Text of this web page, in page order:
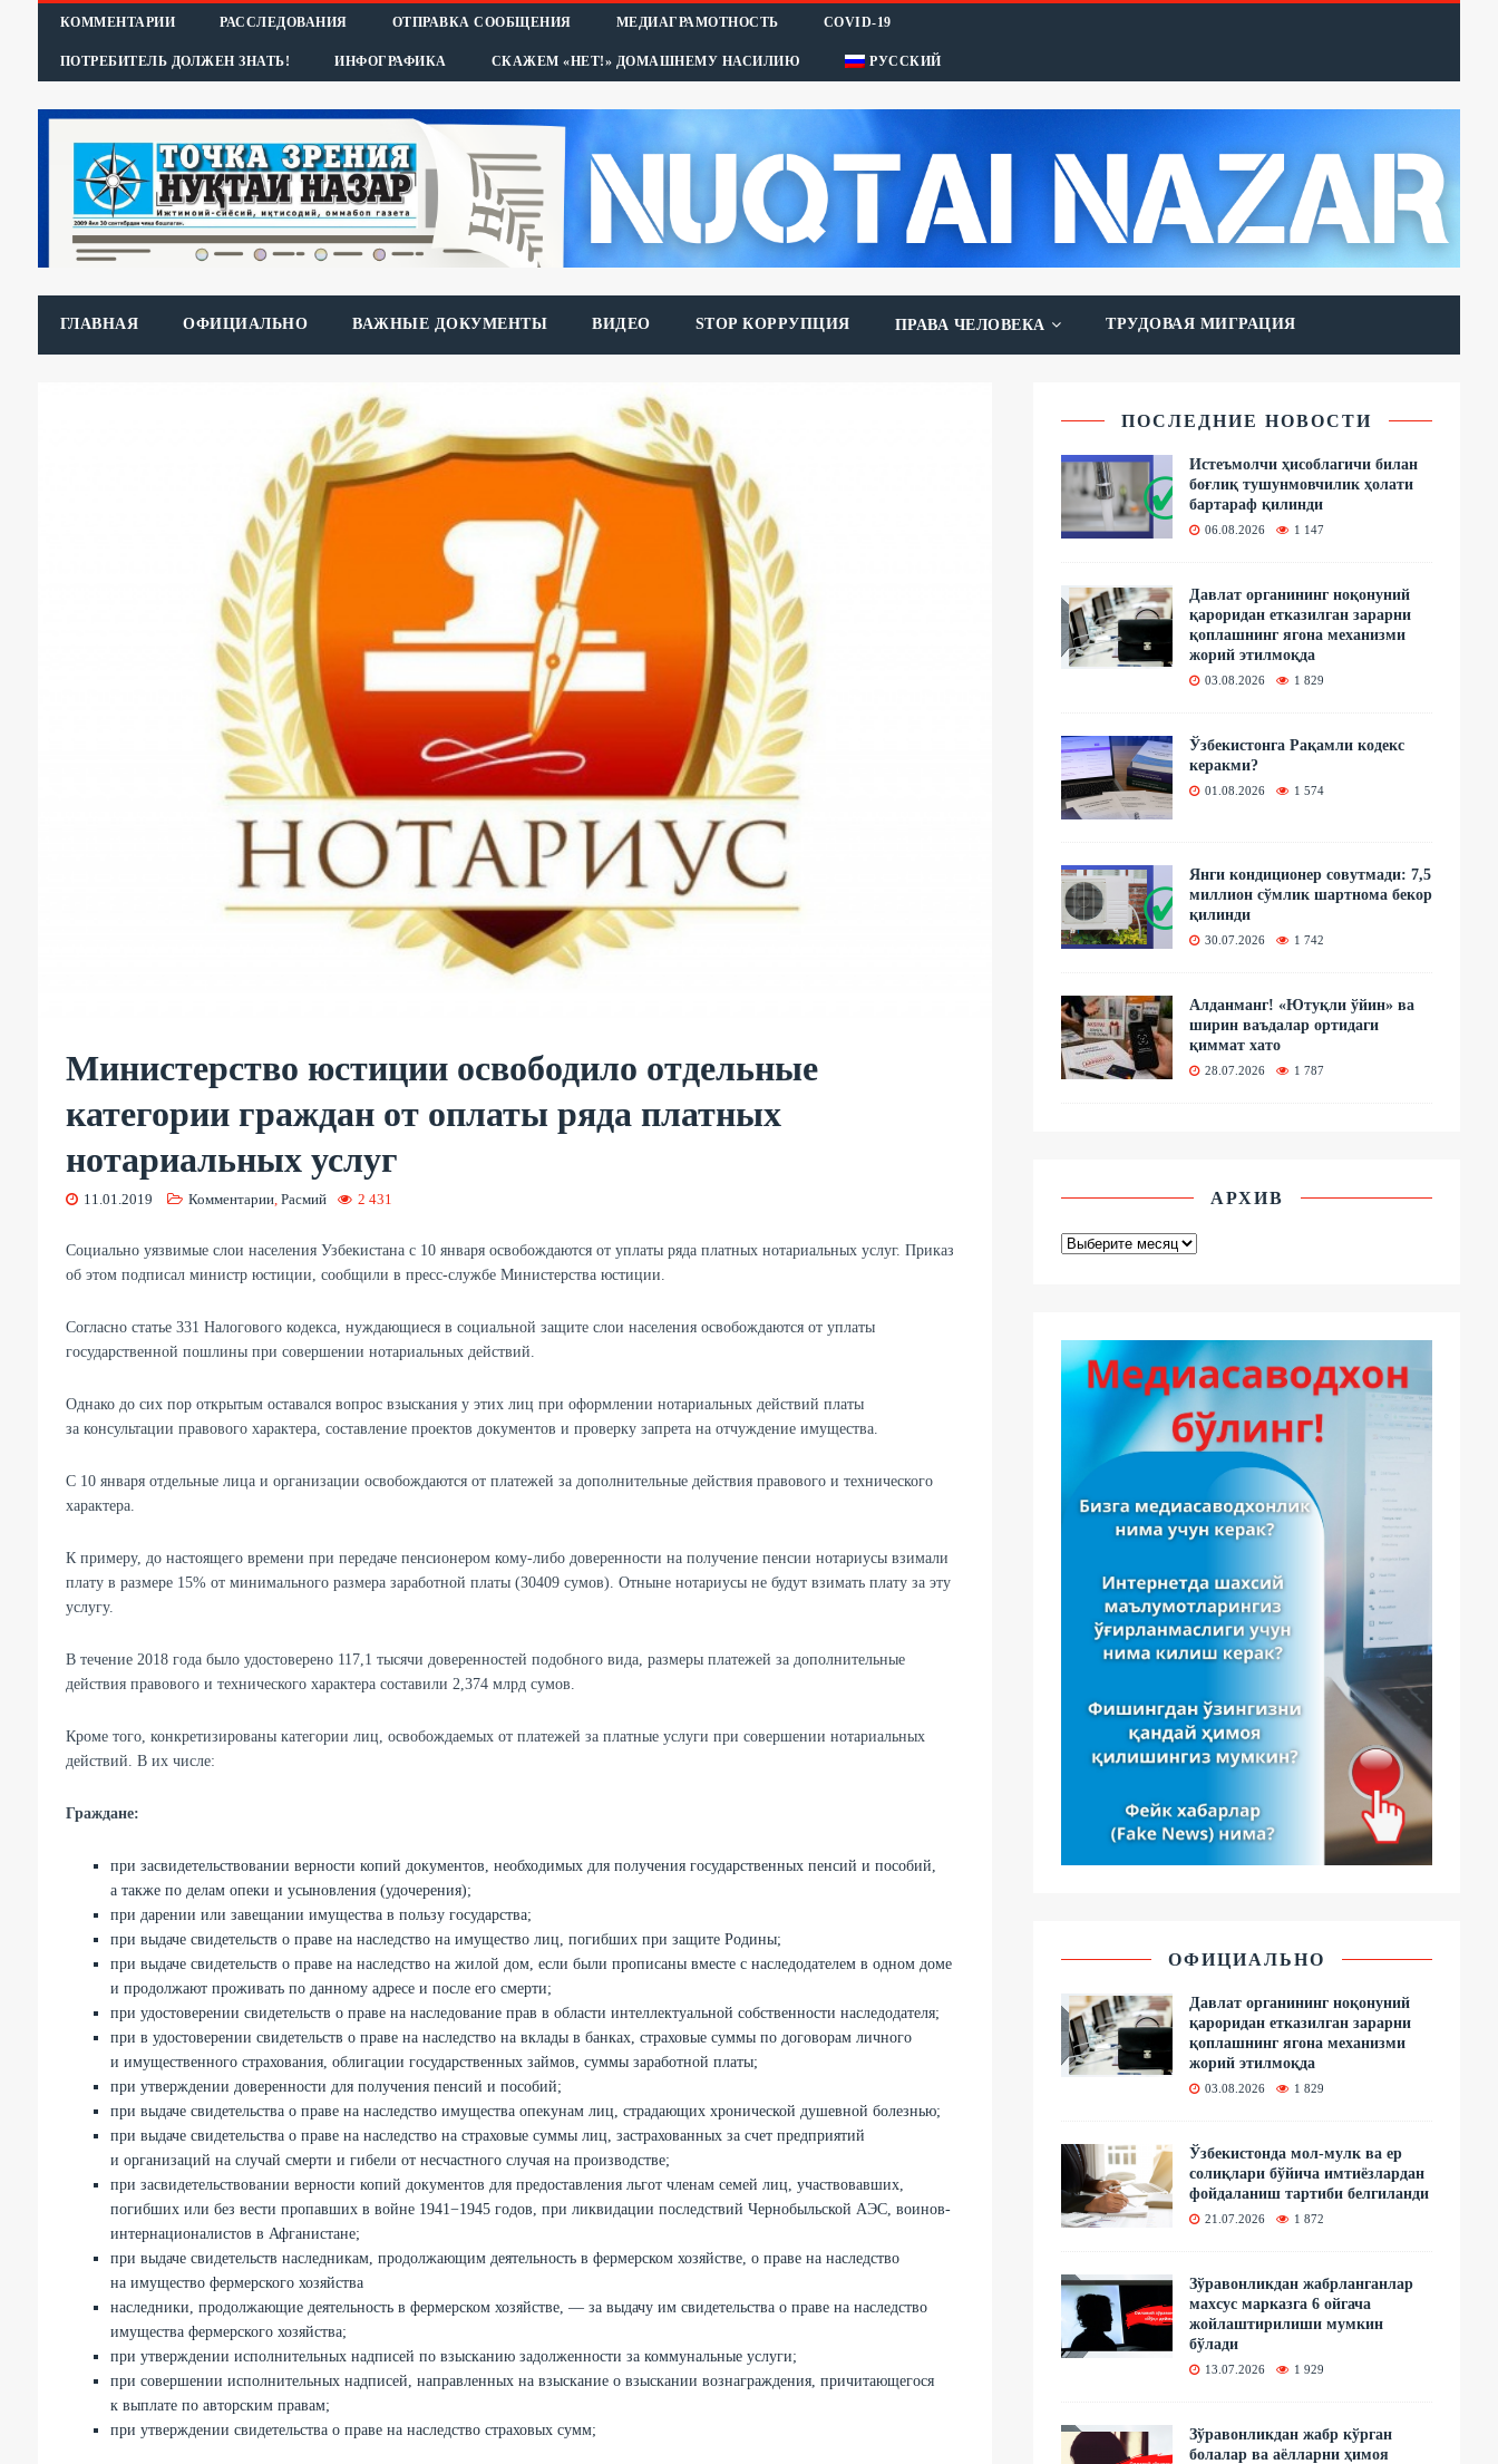
КОММЕНТАРИИ РАССЛЕДОВАНИЯ ОТПРАВКА СООБЩЕНИЯ МЕДИАГРАМОТНОСТЬ COVID-19
ПОТРЕБИТЕЛЬ ДОЛЖЕН ЗНАТЬ! ИНФОГРАФИКА СКАЖЕМ «НЕТ!» ДОМАШНЕМУ НАСИЛИЮ РУССКИЙ
ГЛАВНАЯ ОФИЦИАЛЬНО ВАЖНЫЕ ДОКУМЕНТЫ ВИДЕО STOP КОРРУПЦИЯ ПРАВА ЧЕЛОВЕКА ТРУДОВАЯ МИГРАЦИЯ
Министерство юстиции освободило отдельные
категории граждан от оплаты ряда платных
нотариальных услуг
11.01.2019 Комментарии, Расмий 2 431
Социально уязвимые слои населения Узбекистана с 10 января освобождаются от уплаты ряда платных нотариальных услуг. Приказ
об этом подписал министр юстиции, сообщили в пресс-службе Министерства юстиции.
Согласно статье 331 Налогового кодекса, нуждающиеся в социальной защите слои населения освобождаются от уплаты
государственной пошлины при совершении нотариальных действий.
Однако до сих пор открытым оставался вопрос взыскания у этих лиц при оформлении нотариальных действий платы
за консультации правового характера, составление проектов документов и проверку запрета на отчуждение имущества.
С 10 января отдельные лица и организации освобождаются от платежей за дополнительные действия правового и технического
характера.
К примеру, до настоящего времени при передаче пенсионером кому-либо доверенности на получение пенсии нотариусы взимали
плату в размере 15% от минимального размера заработной платы (30409 сумов). Отныне нотариусы не будут взимать плату за эту
услугу.
В течение 2018 года было удостоверено 117,1 тысячи доверенностей подобного вида, размеры платежей за дополнительные
действия правового и технического характера составили 2,374 млрд сумов.
Кроме того, конкретизированы категории лиц, освобождаемых от платежей за платные услуги при совершении нотариальных
действий. В их числе:
Граждане:
при засвидетельствовании верности копий документов, необходимых для получения государственных пенсий и пособий,
а также по делам опеки и усыновления (удочерения);
при дарении или завещании имущества в пользу государства;
при выдаче свидетельств о праве на наследство на имущество лиц, погибших при защите Родины;
при выдаче свидетельств о праве на наследство на жилой дом, если были прописаны вместе с наследодателем в одном доме
и продолжают проживать по данному адреce и после его смерти;
при удостоверении свидетельств о праве на наследование прав в области интеллектуальной собственности наследодателя;
при в удостоверении свидетельств о праве на наследство на вклады в банках, страховые суммы по договорам личного
и имущественного страхования, облигации государственных займов, суммы заработной платы;
при утверждении доверенности для получения пенсий и пособий;
при выдаче свидетельства о праве на наследство имущества опекунам лиц, страдающих хронической душевной болезнью;
при выдаче свидетельства о праве на наследство на страховые суммы лиц, застрахованных за счет предприятий
и организаций на случай смерти и гибели от несчастного случая на производстве;
при засвидетельствовании верности копий документов для предоставления льгот членам семей лиц, участвовавших,
погибших или без вести пропавших в войне 1941−1945 годов, при ликвидации последствий Чернобыльской АЭС, воинов-
интернационалистов в Афганистане;
при выдаче свидетельств наследникам, продолжающим деятельность в фермерском хозяйстве, о праве на наследство
на имущество фермерского хозяйства
наследники, продолжающие деятельность в фермерском хозяйстве, — за выдачу им свидетельства о праве на наследство
имущества фермерского хозяйства;
при утверждении исполнительных надписей по взысканию задолженности за коммунальные услуги;
при совершении исполнительных надписей, направленных на взыскание о взыскании вознаграждения, причитающегося
к выплате по авторским правам;
при утверждении свидетельства о праве на наследство страховых сумм;
ПОСЛЕДНИЕ НОВОСТИ
Истеъмолчи ҳисоблагичи билан
боғлиқ тушунмовчилик ҳолати
бартараф қилинди
06.08.2026 1 147
Давлат органининг ноқонуний
қароридан етказилган зарарни
қоплашнинг ягона механизми
жорий этилмоқда
03.08.2026 1 829
Ўзбекистонга Рақамли кодекс
керакми?
01.08.2026 1 574
Янги кондиционер совутмади: 7,5
миллион сўмлик шартнома бекор
қилинди
30.07.2026 1 742
Алданманг! «Ютуқли ўйин» ва
ширин ваъдалар ортидаги
қиммат хато
28.07.2026 1 787
АРХИВ
ОФИЦИАЛЬНО
Давлат органининг ноқонуний
қароридан етказилган зарарни
қоплашнинг ягона механизми
жорий этилмоқда
03.08.2026 1 829
Ўзбекистонда мол-мулк ва ер
солиқлари бўйича имтиёзлардан
фойдаланиш тартиби белгиланди
21.07.2026 1 872
Зўравонликдан жабрланганлар
махсус марказга 6 ойгача
жойлаштирилиши мумкин
бўлади
13.07.2026 1 929
Зўравонликдан жабр кўрган
болалар ва аёлларни ҳимоя